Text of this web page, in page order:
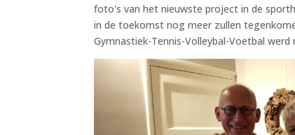
foto's van het nieuwste project in de
in de toekomst nog meer zullen
Gymnastiek-Tennis-Volleybal-Voetbal